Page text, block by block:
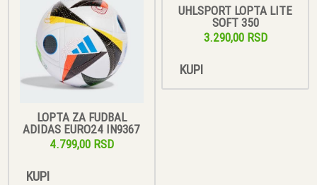
LOPTA ZA FUDBAL
ADIDAS EURO24 IN9367
4.799,00 RSD
KUPI
UHLSPORT LOPTA LITE
SOFT 350
3.290,00 RSD
KUPI